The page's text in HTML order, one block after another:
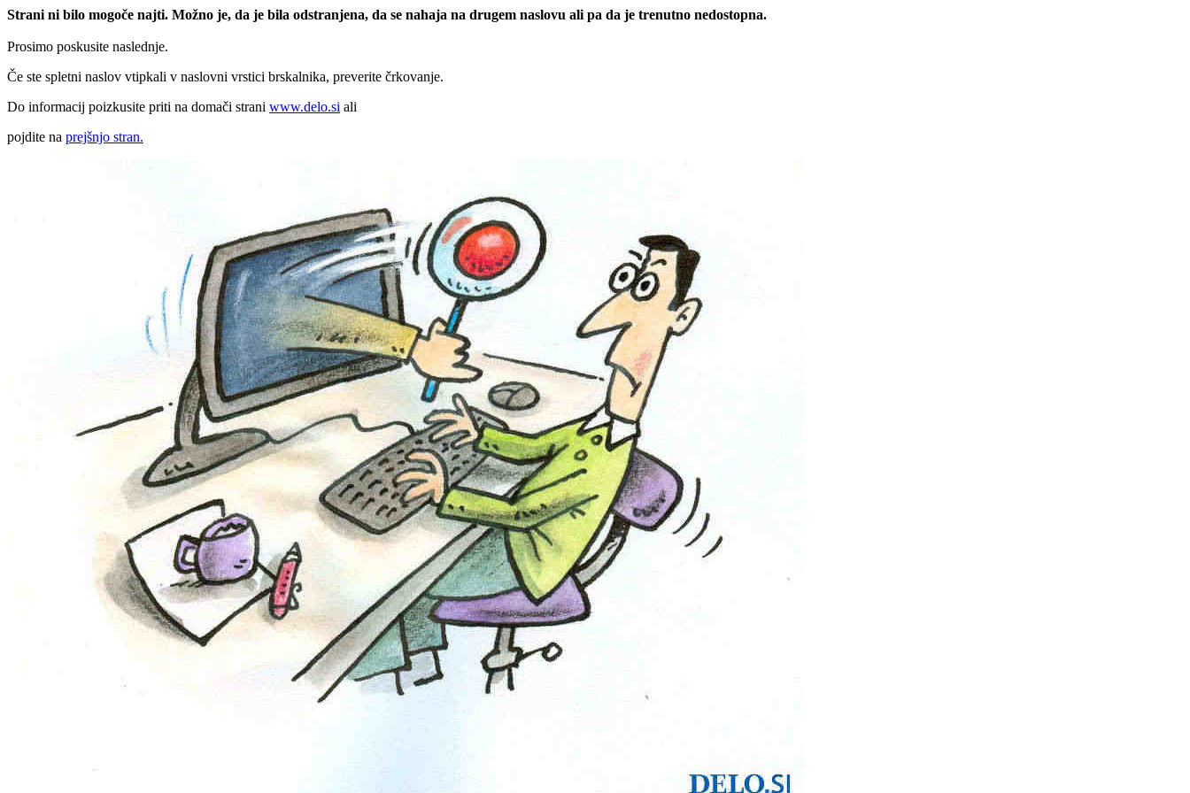
Strani ni bilo mogoče najti. Možno je, da je bila odstranjena, da se nahaja na drugem naslovu ali pa da je trenutno nedostopna.
Prosimo poskusite naslednje.
Če ste spletni naslov vtipkali v naslovni vrstici brskalnika, preverite črkovanje.
Do informacij poizkusite priti na domači strani www.delo.si ali
pojdite na prejšnjo stran.